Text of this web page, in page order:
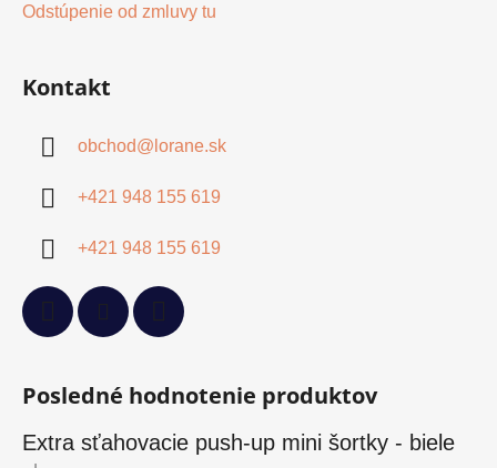
Odstúpenie od zmluvy tu
Kontakt
obchod@ lorane.sk
+421 948 155 619
+421 948 155 619
Posledné hodnotenie produktov
Extra sťahovacie push-up mini šortky - biele